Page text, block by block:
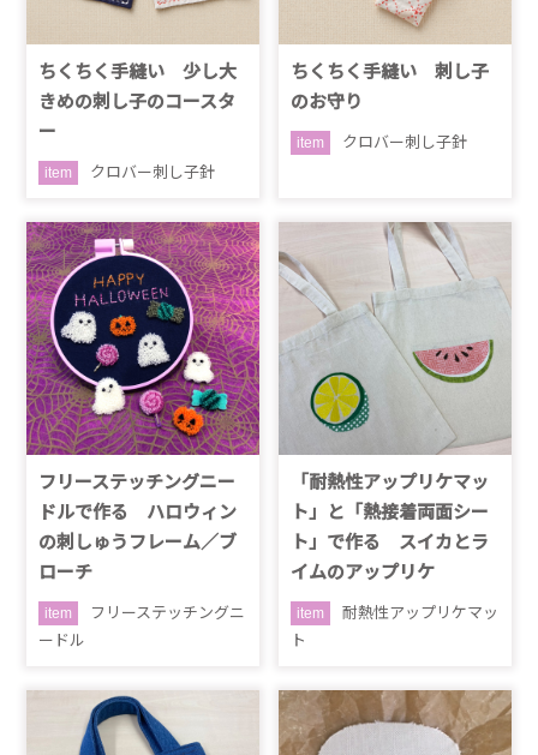
ちくちく手縫い 少し大
きめの刺し子のコースタ
ー
item クロバー刺し子針
ちくちく手縫い 刺し子
のお守り
item クロバー刺し子針
フリーステッチングニー
ドルで作る ハロウィン
の刺しゅうフレーム／ブ
ローチ
item
フリーステッチングニ
ードル
「耐熱性アップリケマッ
ト」と「熱接着両面シー
ト」で作る スイカとラ
イムのアップリケ
item
耐熱性アップリケマッ
ト